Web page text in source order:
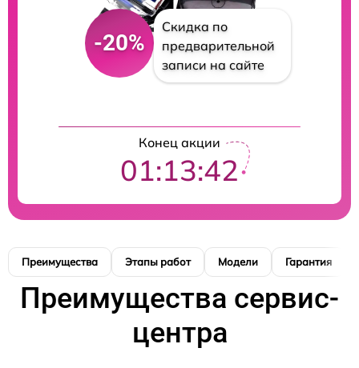
-20%
Скидка по
предварительной
записи на сайте
Конец акции
01:13:41
Преимущества Этапы работ Модели Гарантия
Преимущества сервис-
центра